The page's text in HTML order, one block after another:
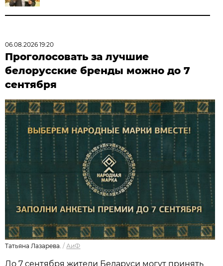
06.08.2026 19:20
Проголосовать за лучшие
белорусские бренды можно до 7
сентября
Татьяна Лазарева. / АиФ
До 7 сентября жители Беларуси могут принять